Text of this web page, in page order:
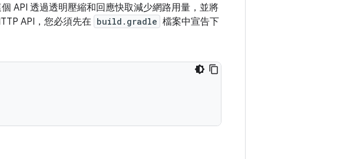
API 透過透明壓縮和回應快取減少網路用量，並將
API，您必須先在 build.gradle 檔案中宣告下